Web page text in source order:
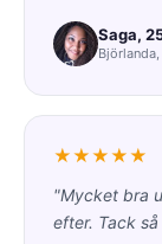
Saga,
★★★★★
"Mycket bra
efter. Tack